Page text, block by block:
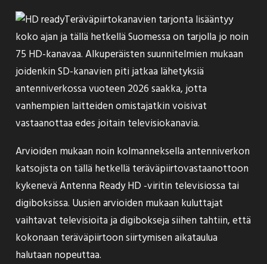
Teräväpiirtokanavien tarjonta lisääntyy
koko ajan ja tällä hetkellä Suomessa on tarjolla jo noin
75 HD-kanavaa. Alkuperäisten suunnitelmien mukaan
joidenkin SD-kanavien piti jatkaa lähetyksiä
antenniverkossa vuoteen 2026 saakka, jotta
vanhempien laitteiden omistajatkin voisivat
vastaanottaa edes joitain televisiokanavia.
Arvioiden mukaan noin kolmanneksella antenniverkon
katsojista on tällä hetkellä teräväpiirtovastaanottoon
kykenevä Antenna Ready HD -viritin televisiossa tai
digiboksissa. Uusien arvioiden mukaan kuluttajat
vaihtavat televisioita ja digibokseja siihen tahtiin, että
kokonaan teräväpiirtoon siirtymisen aikataulua
halutaan nopeuttaa.